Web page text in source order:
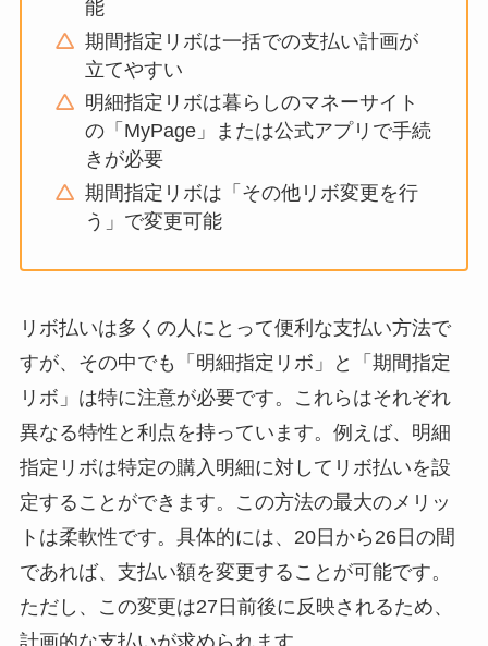
能
期間指定リボは一括での支払い計画が
立てやすい
明細指定リボは暮らしのマネーサイト
の「MyPage」または公式アプリで手続
きが必要
期間指定リボは「その他リボ変更を行
う」で変更可能
リボ払いは多くの人にとって便利な支払い方法で
すが、その中でも「明細指定リボ」と「期間指定
リボ」は特に注意が必要です。これらはそれぞれ
異なる特性と利点を持っています。例えば、明細
指定リボは特定の購入明細に対してリボ払いを設
定することができます。この方法の最大のメリッ
トは柔軟性です。具体的には、20日から26日の間
であれば、支払い額を変更することが可能です。
ただし、この変更は27日前後に反映されるため、